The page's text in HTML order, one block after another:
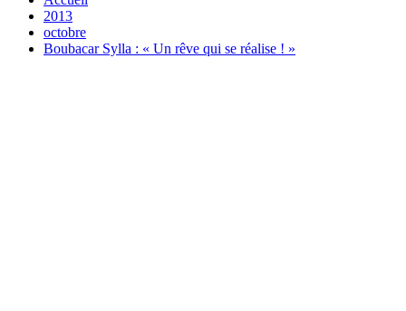
2013
octobre
Boubacar Sylla : « Un rêve qui se réalise ! »